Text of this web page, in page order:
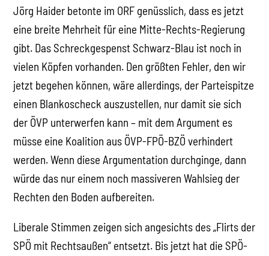
Jörg Haider betonte im ORF genüsslich, dass es jetzt
eine breite Mehrheit für eine Mitte-Rechts-Regierung
gibt. Das Schreckgespenst Schwarz-Blau ist noch in
vielen Köpfen vorhanden. Den größten Fehler, den wir
jetzt begehen können, wäre allerdings, der Parteispitze
einen Blankoscheck auszustellen, nur damit sie sich
der ÖVP unterwerfen kann – mit dem Argument es
müsse eine Koalition aus ÖVP-FPÖ-BZÖ verhindert
werden. Wenn diese Argumentation durchginge, dann
würde das nur einem noch massiveren Wahlsieg der
Rechten den Boden aufbereiten.
Liberale Stimmen zeigen sich angesichts des „Flirts der
SPÖ mit Rechtsaußen“ entsetzt. Bis jetzt hat die SPÖ-